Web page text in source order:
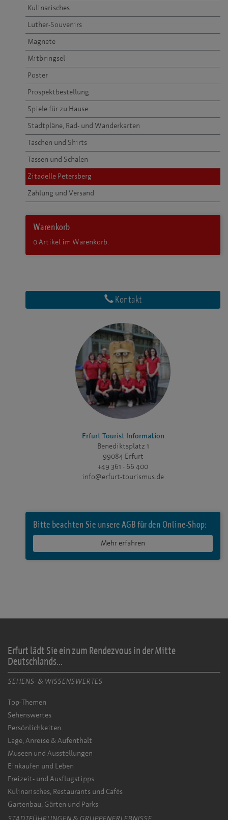
Kulinarisches
Luther-Souvenirs
Magnete
Mitbringsel
Poster
Prospektbestellung
Spiele für zu Hause
Stadtpläne, Rad- und Wanderkarten
Taschen und Shirts
Tassen und Schalen
Zitadelle Petersberg
Zahlung und Versand
Warenkorb
0Artikel im Warenkorb.
Kontakt
Erfurt Tourist Information
Benediktsplatz 1
99084 Erfurt
+49 361 - 66 400
info@erfurt-tourismus.de
Bitte beachten Sie unsere AGB für den Online-Shop:
Mehr erfahren
Erfurt lädt Sie ein zum Rendezvous in der Mitte
Deutschlands...
SEHENS- & WISSENSWERTES
Top-Themen
Sehenswertes
Persönlichkeiten
Lage, Anreise & Aufenthalt
Museen und Ausstellungen
Einkaufen und Leben
Freizeit- und Ausflugstipps
Kulinarisches, Restaurants und Cafés
Gartenbau, Gärten und Parks